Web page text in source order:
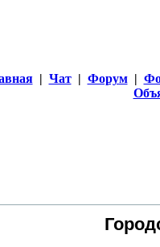
| Чат | Форум |